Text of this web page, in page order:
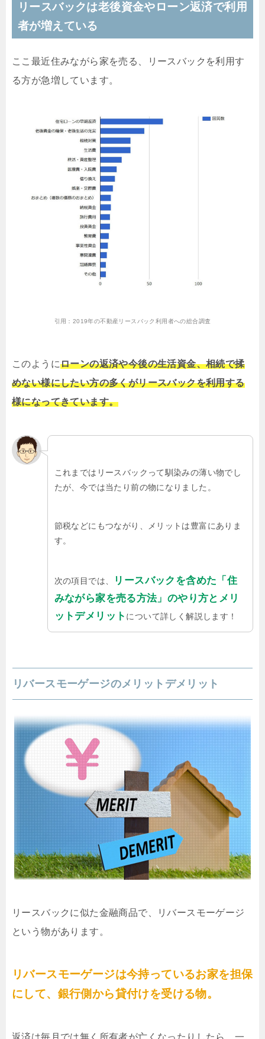
リースバックは老後資金やローン返済で利用
者が増えている
ここ最近住みながら家を売る、リースバックを利用す
る方が急増しています。
引用： 2019年の不動産リースバック利用者への総合調査
このようにローンの返済や今後の生活資金、相続で揉
めない様にしたい方の多くがリースバックを利用する
様になってきています。
これまではリースバックって馴染みの薄い物でし
たが、今では当たり前の物になりました。
節税などにもつながり、メリットは豊富にありま
す。
次の項目では、
リースバックを含めた「住
みながら家を売る方法」のやり方とメリ
ットデメリット について詳しく解説します！
リバースモーゲージのメリットデメリット
リースバックに似た金融商品で、リバースモーゲージ
という物があります。
リバースモーゲージは今持っているお家を担保
にして、銀行側から貸付けを受ける物。
返済は毎月では無く所有者が亡くなったりしたら、一